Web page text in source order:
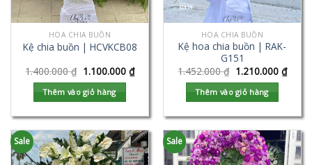
HOA CHIA BUỒN
Kệ chia buồn | HCVKCB08
1.400.000₫ 1.100.000 ₫
Thêm vào giỏ hàng
HOA CHIA BUỒN
Kệ hoa chia buồn | RAK-
G151
1.452.000₫ 1.210.000 ₫
Thêm vào giỏ hàng
Sale Sale